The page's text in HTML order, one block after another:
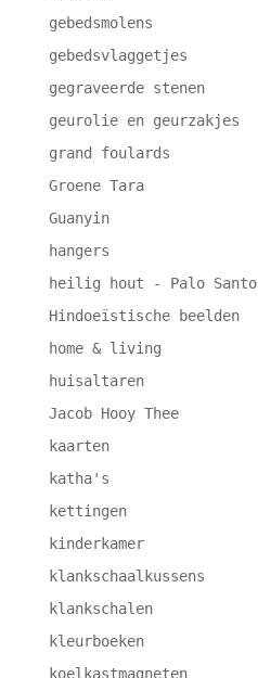
gebedsmolens
gebedsvlaggetjes
gegraveerde stenen
geurolie en geurzakjes
grand foulards
Groene Tara
Guanyin
hangers
heilig hout - Palo Santo
Hindoeïstische beelden
home & living
huisaltaren
Jacob Hooy Thee
kaarten
katha's
kettingen
kinderkamer
klankschaalkussens
klankschalen
kleurboeken
koelkastmagneten